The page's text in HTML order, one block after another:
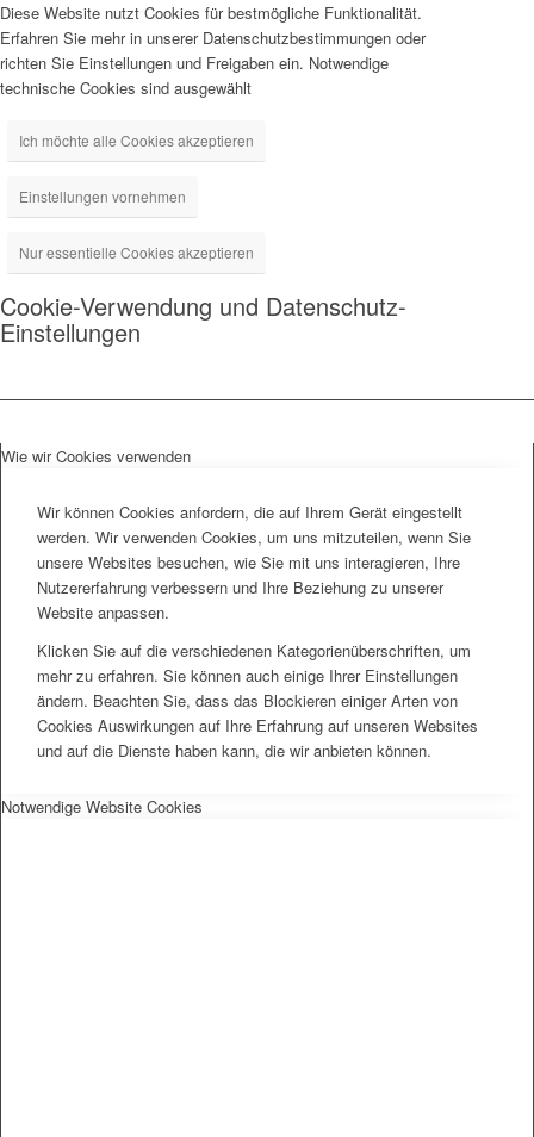
Diese Website nutzt Cookies für bestmögliche Funktionalität.
Erfahren Sie mehr in unserer Datenschutzbestimmungen oder
richten Sie Einstellungen und Freigaben ein. Notwendige
technische Cookies sind ausgewählt
Ich möchte alle Cookies akzeptieren
Einstellungen vornehmen
Nur essentielle Cookies akzeptieren
Cookie-Verwendung und Datenschutz-
Einstellungen
Wie wir Cookies verwenden
Wir können Cookies anfordern, die auf Ihrem Gerät eingestellt
werden. Wir verwenden Cookies, um uns mitzuteilen, wenn Sie
unsere Websites besuchen, wie Sie mit uns interagieren, Ihre
Nutzererfahrung verbessern und Ihre Beziehung zu unserer
Website anpassen.
Klicken Sie auf die verschiedenen Kategorienüberschriften, um
mehr zu erfahren. Sie können auch einige Ihrer Einstellungen
ändern. Beachten Sie, dass das Blockieren einiger Arten von
Cookies Auswirkungen auf Ihre Erfahrung auf unseren Websites
und auf die Dienste haben kann, die wir anbieten können.
Notwendige Website Cookies